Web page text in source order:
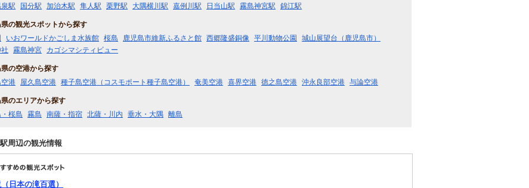
駅
国分駅 加治木駅 隼人駅 栗野駅 大隅横川駅 嘉例川駅 日当山駅 霧島神宮駅 錦江駅
の観光スポットから探す
いおワールドかごしま水族館 桜島 鹿児島市維新ふるさと館 西郷隆盛銅像 平川動物公園 城山展望台（鹿児島市）
霧島神宮 カゴシマシティビュー
の空港から探す
港
屋久島空港 種子島空港（コスモポート種子島空港） 奄美空港 喜界空港 徳之島空港 沖永良部空港 与論空港
のエリアから探す
桜島 霧島 南薩・指宿 北薩・川内 垂水・大隅 離島
周辺の観光情報
日本の滝百選）